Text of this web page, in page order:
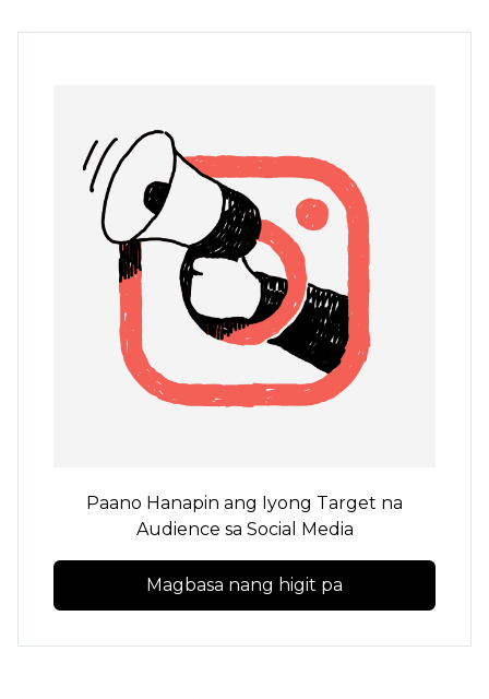
Paano Hanapin ang Iyong Target na
Audience sa Social Media
Magbasa nang higit pa